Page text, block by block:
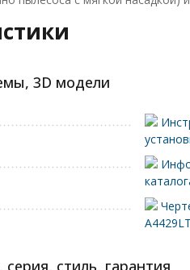
3D модели
стиль, гарантия